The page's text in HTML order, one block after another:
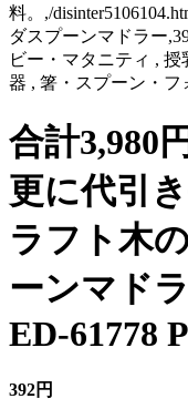
料。,/
ダスプーンマドラー
ビー・マタニティ ,
器 , 箸・スプーン・フ
合計3,980
更に代引
ラフト木
ーンマド
ED-61778
392円